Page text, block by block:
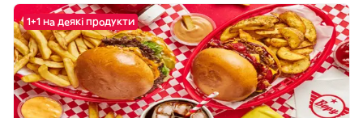
1+1 на деякі продукти